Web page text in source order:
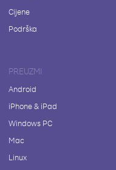
Cijene
Podrška
PREUZMI
Android
iPhone & iPad
Windows PC
Mac
Linux